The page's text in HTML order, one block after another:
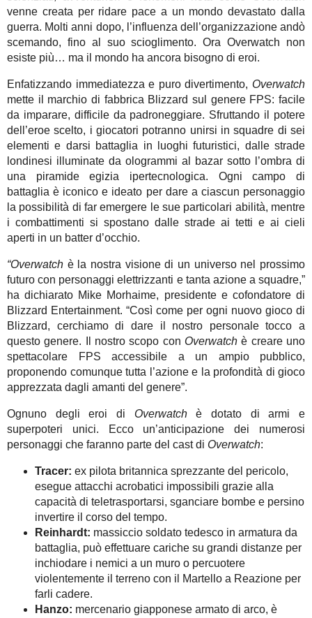
venne creata per ridare pace a un mondo devastato dalla
guerra. Molti anni dopo, l’influenza dell’organizzazione andò
scemando, fino al suo scioglimento. Ora Overwatch non
esiste più… ma il mondo ha ancora bisogno di eroi.
Enfatizzando immediatezza e puro divertimento, Overwatch
mette il marchio di fabbrica Blizzard sul genere FPS: facile
da imparare, difficile da padroneggiare. Sfruttando il potere
dell’eroe scelto, i giocatori potranno unirsi in squadre di sei
elementi e darsi battaglia in luoghi futuristici, dalle strade
londinesi illuminate da ologrammi al bazar sotto l’ombra di
una piramide egizia ipertecnologica. Ogni campo di
battaglia è iconico e ideato per dare a ciascun personaggio
la possibilità di far emergere le sue particolari abilità, mentre
i combattimenti si spostano dalle strade ai tetti e ai cieli
aperti in un batter d’occhio.
“Overwatch è la nostra visione di un universo nel prossimo
futuro con personaggi elettrizzanti e tanta azione a squadre,”
ha dichiarato Mike Morhaime, presidente e cofondatore di
Blizzard Entertainment. “Così come per ogni nuovo gioco di
Blizzard, cerchiamo di dare il nostro personale tocco a
questo genere. Il nostro scopo con Overwatch è creare uno
spettacolare FPS accessibile a un ampio pubblico,
proponendo comunque tutta l’azione e la profondità di gioco
apprezzata dagli amanti del genere”.
Ognuno degli eroi di Overwatchè dotato di armi e
superpoteri unici. Ecco un’anticipazione dei numerosi
personaggi che faranno parte del cast di Overwatch:
Tracer: ex pilota britannica sprezzante del pericolo,
esegue attacchi acrobatici impossibili grazie alla
capacità di teletrasportarsi, sganciare bombe e persino
invertire il corso del tempo.
Reinhardt: massiccio soldato tedesco in armatura da
battaglia, può effettuare cariche su grandi distanze per
inchiodare i nemici a un muro o percuotere
violentemente il terreno con il Martello a Reazione per
farli cadere.
Hanzo: mercenario giapponese armato di arco, è